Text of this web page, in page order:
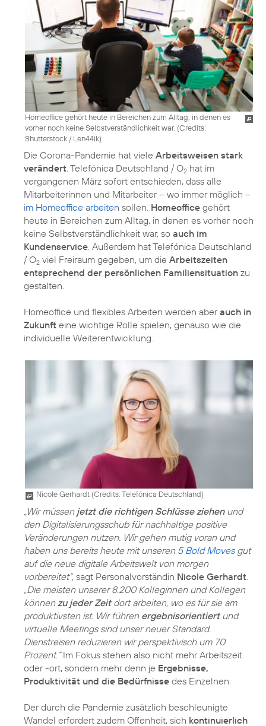
Homeoffice gehört heute in Bereichen zum Alltag, in denen es
vorher noch keine Selbstverständlichkeit war. (Credits:
Shutterstock / Len44ik)
Die Corona-Pandemie hat viele Arbeitsweisen stark
verändert . Telefónica Deutschland / O2 hat im
vergangenen März sofort entschieden, dass alle
Mitarbeiterinnen und Mitarbeiter – wo immer möglich –
im Homeoffice arbeiten sollen. Homeoffice gehört
heute in Bereichen zum Alltag, in denen es vorher noch
keine Selbstverständlichkeit war, so auch im
Kundenservice . Außerdem hat Telefónica Deutschland
/ O2 viel Freiraum gegeben, um die Arbeitszeiten
entsprechend der persönlichen Familiensituation zu
gestalten.
Homeoffice und flexibles Arbeiten werden aberauch in
Zukunft eine wichtige Rolle spielen, genauso wie die
individuelle Weiterentwicklung.
Nicole Gerhardt (Credits: Telefónica Deutschland)
„Wir müssen jetzt die richtigen Schlüsse ziehenund
den Digitalisierungsschub für nachhaltige positive
Veränderungen nutzen. Wir gehen mutig voran und
haben uns bereits heute mit unseren 5 Bold Movesgut
auf die neue digitale Arbeitswelt von morgen
vorbereitet“, sagt Personalvorständin Nicole Gerhardt.
„Die meisten unserer 8.200 Kolleginnen und Kollegen
könnenzu jeder Zeitdort arbeiten, wo es für sie am
produktivsten ist. Wir führen ergebnisorientiertund
virtuelle Meetings sind unser neuer Standard.
Dienstreisen reduzieren wir perspektivisch um 70
Prozent.“Im Fokus stehen also nicht mehr Arbeitszeit
oder -ort, sondern mehr denn je Ergebnisse,
Produktivität und die Bedürfnisse des Einzelnen.
Der durch die Pandemie zusätzlich beschleunigte
Wandel erfordert zudem Offenheit, sich kontinuierlich